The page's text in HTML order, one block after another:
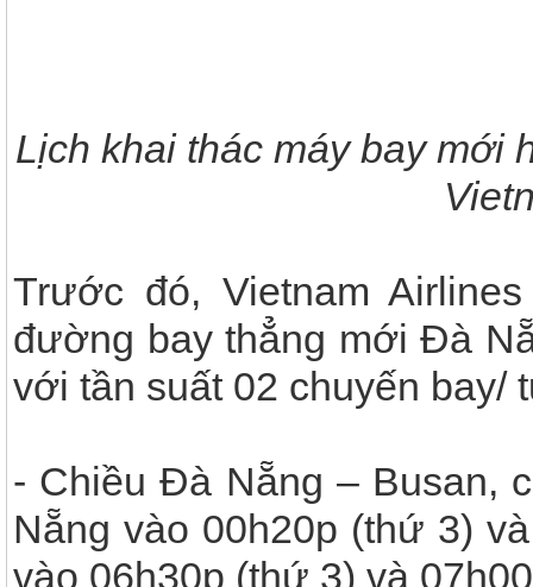
Lịch khai thác máy bay mới
Trước đó, Vietnam
đường bay thẳng mới Đà
với tần suất 02 chuyến bay/
- Chiều Đà Nẵng – Busan,
Nẵng vào 00h20p (thứ 3)
vào 06h30p (thứ 3) và